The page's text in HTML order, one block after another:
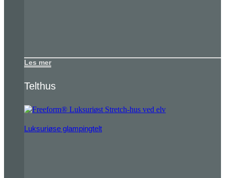
Les mer
Telthus
Luksuriøse glampingtelt